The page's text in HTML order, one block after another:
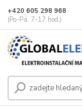
+420 605 298 968
(Po-Pá, 7-17 hod.)